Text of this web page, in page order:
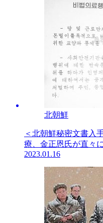
北朝鮮
＜北朝鮮秘密文書入
療、金正恩氏が直々
2023.01.16